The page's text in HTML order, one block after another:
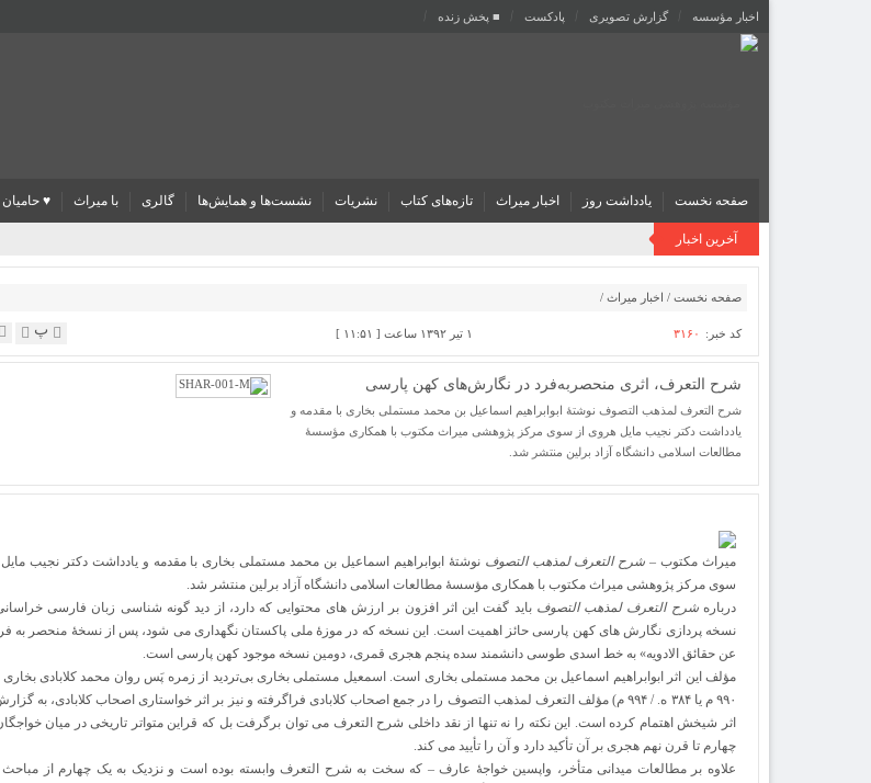
اخبار مؤسسه گزارش تصویری پادکست‌ ■ پخش زنده
صفحه نخست یادداشت روز اخبار میراث تازه‌های کتاب نشریات نشست‌ها و همایش‌ها گالری با میراث ♥ حامیان
آخرین اخبار
صفحه نخست / اخبار میراث /
کد خبر: ۳۱۶۰ ۱ تیر ۱۳۹۲ ساعت [ ۱۱:۵۱ ] پ
شرح التعرف‌‍، اثری منحصربه‌فرد در نگارش‌های کهن پارسی
شرح التعرف لمذهب التصوف نوشتۀ ابوابراهیم اسماعیل بن محمد مستملی بخاری با مقدمه و
یادداشت دکتر نجیب مایل هروی از سوی مرکز پژوهشی میراث مکتوب با همکاری مؤسسۀ
مطالعات اسلامی دانشگاه آزاد برلین منتشر شد.
میراث مکتوب – شرح التعرف لمذهب التصوف نوشتۀ ابوابراهیم اسماعیل بن محمد مستملی بخاری با مقدمه و یادداشت دکتر نجیب
سوی مرکز پژوهشی میراث مکتوب با همکاری مؤسسۀ مطالعات اسلامی دانشگاه آزاد برلین منتشر شد.
دربارهشرح التعرف لمذهب التصوف باید گفت این اثر افزون بر ارزش های محتوایی که دارد، از دید گونه شناسی زبان فارسی
نسخه پردازی نگارش های کهن پارسی حائز اهمیت است. این نسخه که در موزۀ ملی پاکستان نگهداری می شود، پس از نسخۀ منحصر به فرد
عن حقائق الادویه» به خط اسدی طوسی دانشمند سده پنجم هجری قمری، دومین نسخه موجود کهن پارسی است.
۹۹۰ م یا ۳۸۴ ه. / ۹۹۴ م) مؤلف التعرف لمذهب التصوف را در جمع اصحاب کلابادی فراگرفته و نیز بر اثر خواستاری اصحاب کلابادی، به
اثر شیخش اهتمام کرده است. این نکته را نه تنها از نقد داخلی شرح التعرف می توان برگرفت بل که قراین متواتر تاریخی در میان
چهارم تا قرن نهم هجری بر آن تأکید دارد و آن را تأیید می کند.
علاوه بر مطالعات میدانی متأخر، واپسین خواجۀ عارف – که سخت به شرح التعرف وابسته بوده است و نزدیک به یک چهارم از مباحث